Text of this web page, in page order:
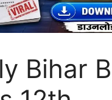
Bihar